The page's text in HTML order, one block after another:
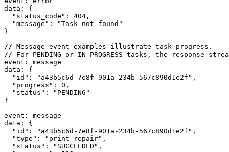
data :
{
"status_code" : 404 ,
"message" :
"Task not found"
}
// Message event examples illustrate task progress.
// For PENDING or IN_PROGRESS tasks, the
event :
message
data :
{
"id" : "a43b5c6d-7e8f-901a-234b-567c890d1e2f" ,
"progress" : 0 ,
"status" :
"PENDING"
}
event :
message
data :
{
"id" : "a43b5c6d-7e8f-901a-234b-567c890d1e2f" ,
"type" : "print-repair" ,
"status" : "SUCCEEDED" ,